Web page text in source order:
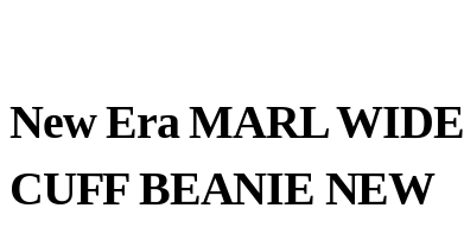
New Era MARL WIDE
CUFF BEANIE NEW